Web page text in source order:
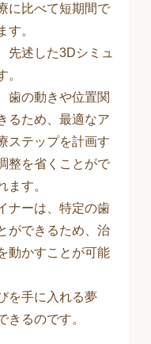
に比べて短期間で
す。
先述した3Dシミュ
。
歯の動きや位置関
るため、最適なア
ステップを計画す
整を省くことがで
ます。
ナーは、特定の歯
ができるため、治
動かすことが可能
を手に入れる夢
きるのです。